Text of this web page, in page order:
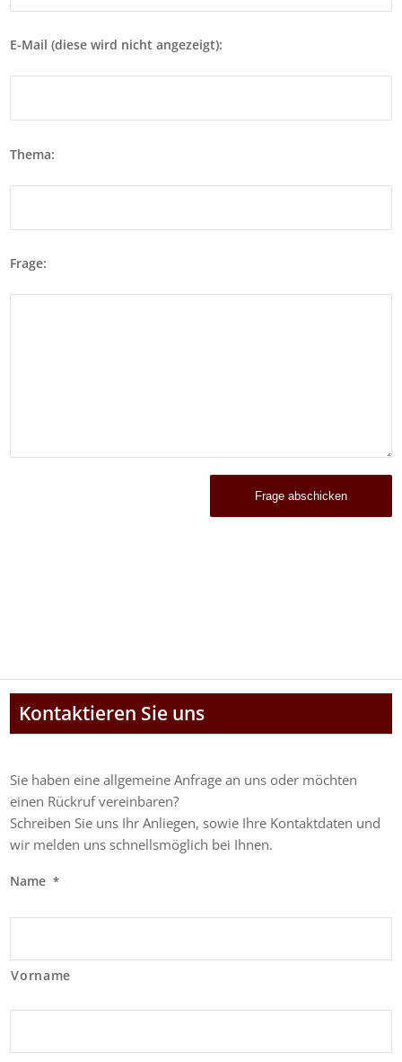
E-Mail (diese wird nicht angezeigt):
Thema:
Frage:
Kontaktieren Sie uns
Sie haben eine allgemeine Anfrage an uns oder möchten
einen Rückruf vereinbaren?
Schreiben Sie uns Ihr Anliegen, sowie Ihre Kontaktdaten und
wir melden uns schnellsmöglich bei Ihnen.
Name *
Vorname